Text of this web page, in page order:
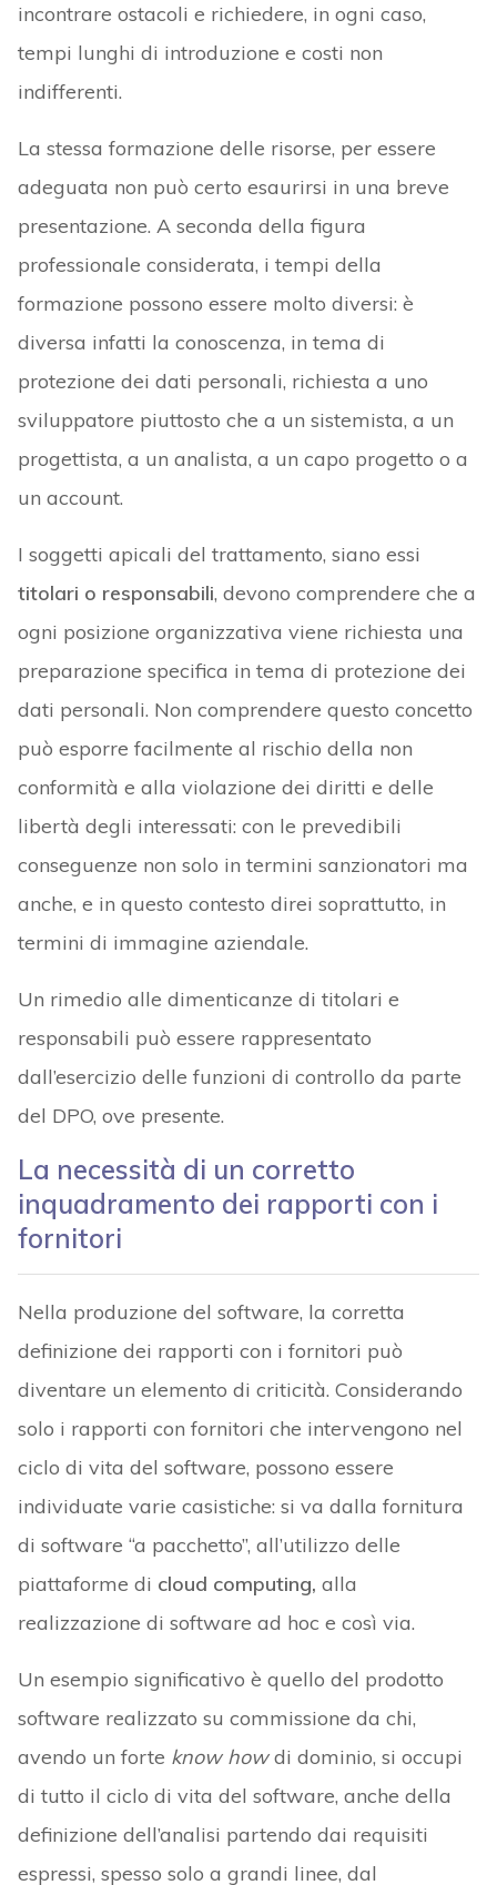
incontrare ostacoli e richiedere, in ogni caso,
tempi lunghi di introduzione e costi non
indifferenti.
La stessa formazione delle risorse, per essere
adeguata non può certo esaurirsi in una breve
presentazione. A seconda della figura
professionale considerata, i tempi della
formazione possono essere molto diversi: è
diversa infatti la conoscenza, in tema di
protezione dei dati personali, richiesta a uno
sviluppatore piuttosto che a un sistemista, a un
progettista, a un analista, a un capo progetto o a
un account.
I soggetti apicali del trattamento, siano essi
titolari o responsabili, devono comprendere che a
ogni posizione organizzativa viene richiesta una
preparazione specifica in tema di protezione dei
dati personali. Non comprendere questo concetto
può esporre facilmente al rischio della non
conformità e alla violazione dei diritti e delle
libertà degli interessati: con le prevedibili
conseguenze non solo in termini sanzionatori ma
anche, e in questo contesto direi soprattutto, in
termini di immagine aziendale.
Un rimedio alle dimenticanze di titolari e
responsabili può essere rappresentato
dall’esercizio delle funzioni di controllo da parte
del DPO, ove presente.
La necessità di un corretto
inquadramento dei rapporti con i
fornitori
Nella produzione del software, la corretta
definizione dei rapporti con i fornitori può
diventare un elemento di criticità. Considerando
solo i rapporti con fornitori che intervengono nel
ciclo di vita del software, possono essere
individuate varie casistiche: si va dalla fornitura
di software “a pacchetto”, all’utilizzo delle
piattaforme di cloud computing, alla
realizzazione di software ad hoc e così via.
Un esempio significativo è quello del prodotto
software realizzato su commissione da chi,
avendo un forte know howdi dominio, si occupi
di tutto il ciclo di vita del software, anche della
definizione dell’analisi partendo dai requisiti
espressi, spesso solo a grandi linee, dal